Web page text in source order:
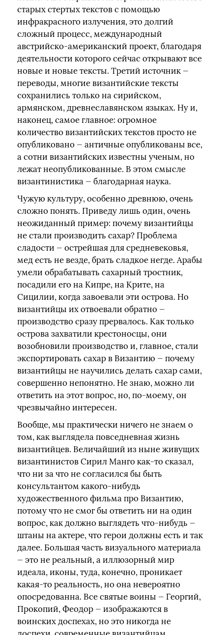
старых стертых текстов с помощью
инфракрасного излучения, это долгий
сложный процесс, международный
австрийско-американский проект, благодаря
деятельности которого сейчас открывают все
новые и новые тексты. Третий источник —
переводы, многие византийские тексты
сохранились только на сирийском,
армянском, древнеславянском языках. Ну и,
наконец, самое главное: огромное
количество византийских текстов просто не
опубликовано — античные опубликованы все,
а сотни византийских известны ученым, но
лежат неопубликованные. В этом смысле
византинистика — благодарная наука.
Чужую культуру, особенно древнюю, очень
сложно понять. Приведу лишь один, очень
неожиданный пример: почему византийцы
не стали производить сахар? Проблема
сладости — острейшая для средневековья,
мед есть не везде, брать сладкое негде. Арабы
умели обрабатывать сахарный тростник,
посадили его на Кипре, на Крите, на
Сицилии, когда завоевали эти острова. Но
византийцы их отвоевали обратно —
производство сразу прервалось. Как только
острова захватили крестоносцы, они
возобновили производство и, главное, стали
экспортировать сахар в Византию — почему
византийцы не научились делать сахар сами,
совершенно непонятно. Не знаю, можно ли
ответить на этот вопрос, но, по-моему, он
чрезвычайно интересен.
Вообще, мы практически ничего не знаем о
том, как выглядела повседневная жизнь
византийцев. Величайший из ныне живущих
византинистов Сирил Манго как-то сказал,
что ни за что не согласился бы быть
консультантом какого-нибудь
художественного фильма про Византию,
потому что не смог бы ответить ни на один
вопрос, как должно выглядеть что-нибудь —
штаны на актере, что герои должны есть и так
далее. Большая часть визуального материала
— это не реальный, а иллюзорный мир
идеала, иконы, туда, конечно, проникает
какая-то реальность, но она невероятно
опосредованна. Все святые воины — Георгий,
Прокопий, Феодор — изображаются в
воинских доспехах, но это никогда не